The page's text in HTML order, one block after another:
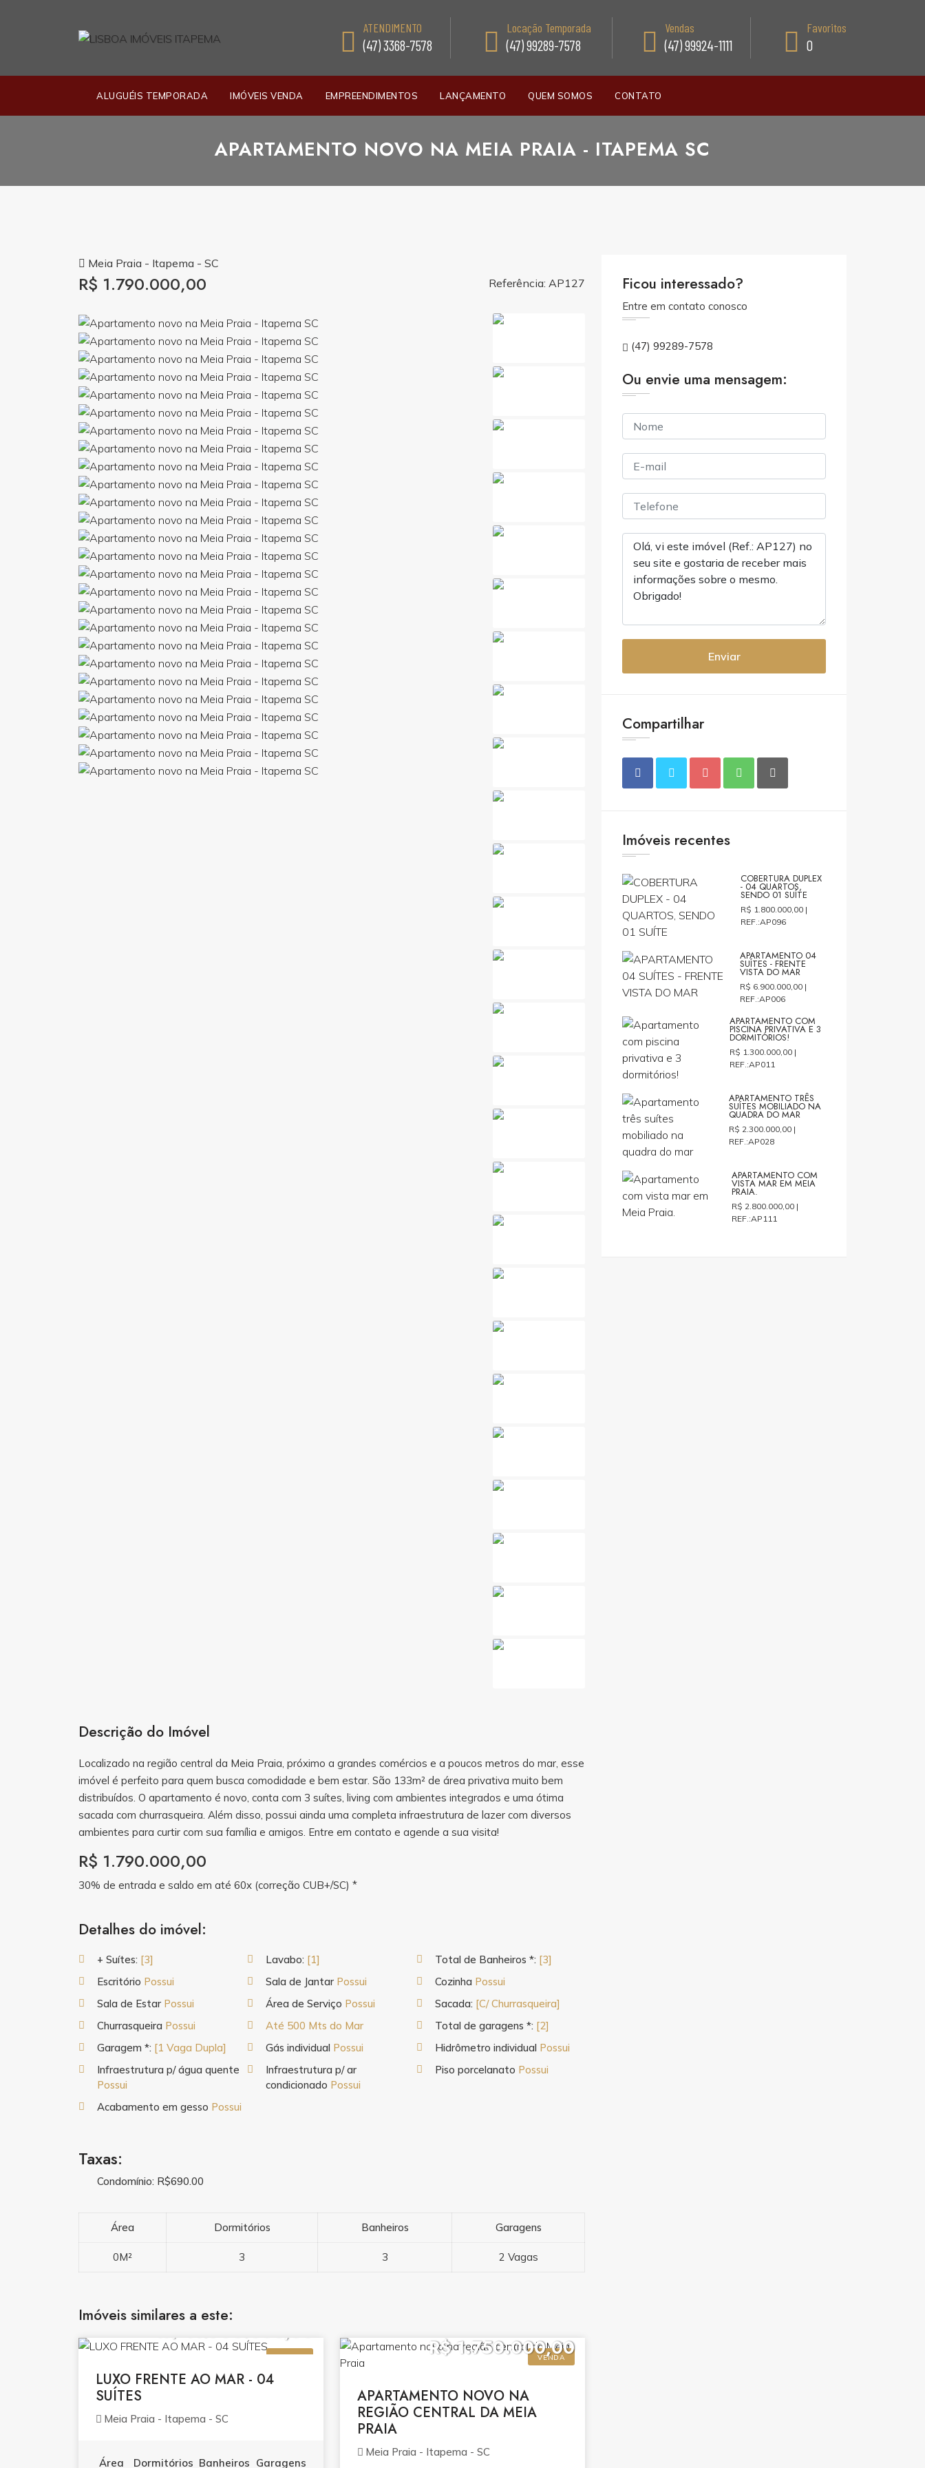
ATENDIMENTO
(47) 3368-7578
Locação Temporada
(47) 99289-7578
Vendas
(47) 99924-1111
Favoritos
0
ALUGUÉIS TEMPORADA IMÓVEIS VENDA EMPREENDIMENTOS LANÇAMENTO QUEM SOMOS CONTATO
APARTAMENTO NOVO NA MEIA PRAIA - ITAPEMA SC
Meia Praia - Itapema - SC
R$ 1.790.000,00 Referência: AP127
Descrição do Imóvel
Localizado na região central da Meia Praia, próximo a grandes comércios e a poucos metros do mar, esse
imóvel é perfeito para quem busca comodidade e bem estar. São 133m² de área privativa muito bem
distribuídos. O apartamento é novo, conta com 3 suítes, living com ambientes integrados e uma ótima
sacada com churrasqueira. Além disso, possui ainda uma completa infraestrutura de lazer com diversos
ambientes para curtir com sua família e amigos. Entre em contato e agende a sua visita!
R$ 1.790.000,00
30% de entrada e saldo em até 60x (correção CUB+/SC) *
Detalhes do imóvel:
+ Suítes: [3] Lavabo: [1] Total de Banheiros *: [3]
Escritório Possui Sala de Jantar Possui Cozinha Possui
Sala de Estar Possui Área de Serviço Possui Sacada: [C/ Churrasqueira]
Churrasqueira Possui Até 500 Mts do Mar Total de garagens *: [2]
Garagem *: [1 Vaga Dupla] Gás individual Possui Hidrômetro individual Possui
Infraestrutura p/ água quente
Possui
Infraestrutura p/ ar
condicionado Possui
Piso porcelanato Possui
Acabamento em gesso Possui
Taxas:
Condomínio: R$690.00
Área Dormitórios Banheiros Garagens
0M² 3 3 2 Vagas
Imóveis similares a este:
VENDA
LUXO FRENTE AO MAR - 04
SUÍTES
Meia Praia - Itapema - SC
Área Dormitórios Banheiros Garagens
VENDA
R$ 1.750.000,00
APARTAMENTO NOVO NA
REGIÃO CENTRAL DA MEIA
PRAIA
Meia Praia - Itapema - SC
Ficou interessado?
Entre em contato conosco
(47) 99289-7578
Ou envie uma mensagem:
Enviar
Compartilhar
Imóveis recentes
COBERTURA DUPLEX
- 04 QUARTOS,
SENDO 01 SUÍTE
R$ 1.800.000,00 |
REF.:AP096
APARTAMENTO 04
SUÍTES - FRENTE
VISTA DO MAR
R$ 6.900.000,00 |
REF.:AP006
APARTAMENTO COM
PISCINA PRIVATIVA E 3
DORMITÓRIOS!
R$ 1.300.000,00 |
REF.:AP011
APARTAMENTO TRÊS
SUÍTES MOBILIADO NA
QUADRA DO MAR
R$ 2.300.000,00 |
REF.:AP028
APARTAMENTO COM
VISTA MAR EM MEIA
PRAIA.
R$ 2.800.000,00 |
REF.:AP111